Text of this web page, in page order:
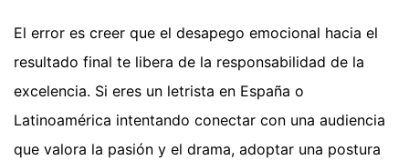
El error es creer que el desapego emocional hacia el
resultado final te libera de la responsabilidad de la
excelencia. Si eres un letrista en España o
Latinoamérica intentando conectar con una audiencia
que valora la pasión y el drama, adoptar una postura